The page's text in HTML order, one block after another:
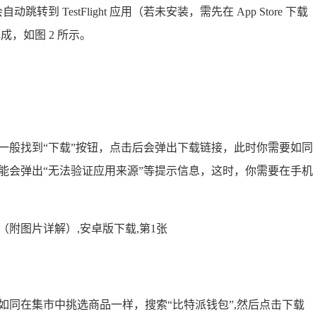
跳转到 TestFlight 应用（若未安装，需先在 App Store 下载
，如图 2 所示。
找到“下载”按钮，点击后会弹出下载链接，此时你需要如同
弹出“无法验证应用来源”等提示信息，这时，你需要在手机
在集市中挑选商品一样，搜索“比特派钱包”,然后点击下载